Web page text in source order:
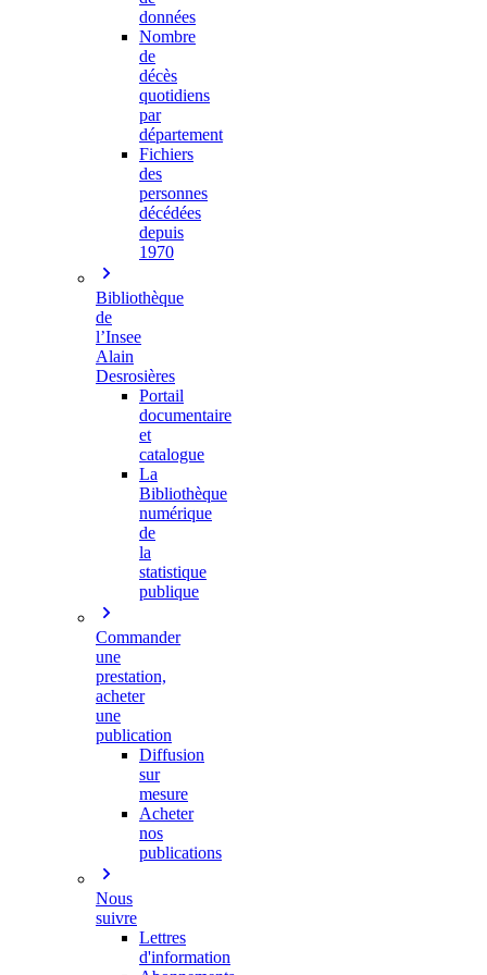
données
Nombre
de
décès
quotidiens
par
département
Fichiers
des
personnes
décédées
depuis
1970
Bibliothèque
de
l’Insee
Alain
Desrosières
Portail
documentaire
et
catalogue
La
Bibliothèque
numérique
de
la
statistique
publique
Commander
une
prestation,
acheter
une
publication
Diffusion
sur
mesure
Acheter
nos
publications
Nous
suivre
Lettres
d'information